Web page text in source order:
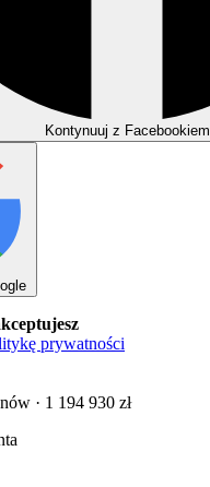
Kontynuuj z Facebookiem
prywatności
· 1 194 930 zł